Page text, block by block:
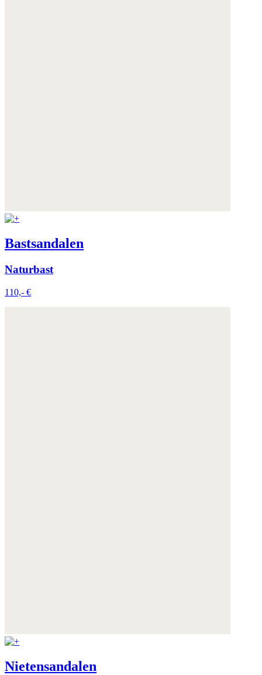
Bastsandalen
Naturbast
110,- €
Nietensandalen